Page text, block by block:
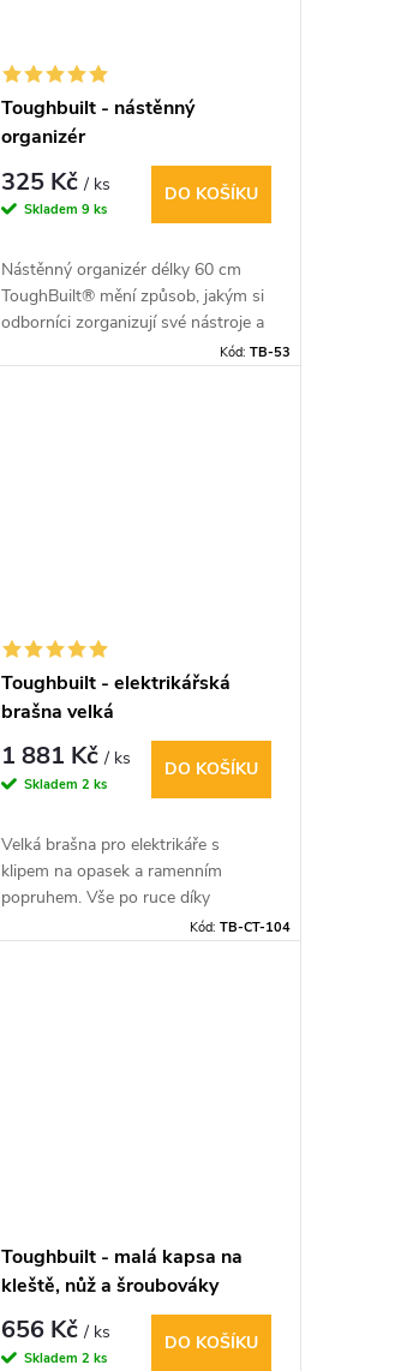
Toughbuilt - nástěnný
organizér
325 Kč/ ks
Skladem 9 ks
DO KOŠÍKU
Nástěnný organizér délky 60 cm
ToughBuilt® mění způsob, jakým si
odborníci zorganizují své nástroje a
Připevněte na zeď, zadní
Kód: TB-53
Toughbuilt - elektrikářská
brašna velká
1 881 Kč/ ks
Skladem 2 ks
DO KOŠÍKU
Velká brašna pro elektrikáře s
klipem na opasek a ramenním
popruhem. Vše po ruce díky
výklopnému stojánku který drží
Kód: TB-CT-104
Toughbuilt - malá kapsa na
kleště, nůž a šroubováky
656 Kč/ ks
Skladem 2 ks
DO KOŠÍKU